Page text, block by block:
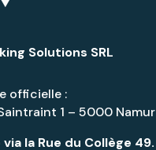
Solutions SRL
officielle :
1 – 5000 Namur
la Rue du Collège 49.